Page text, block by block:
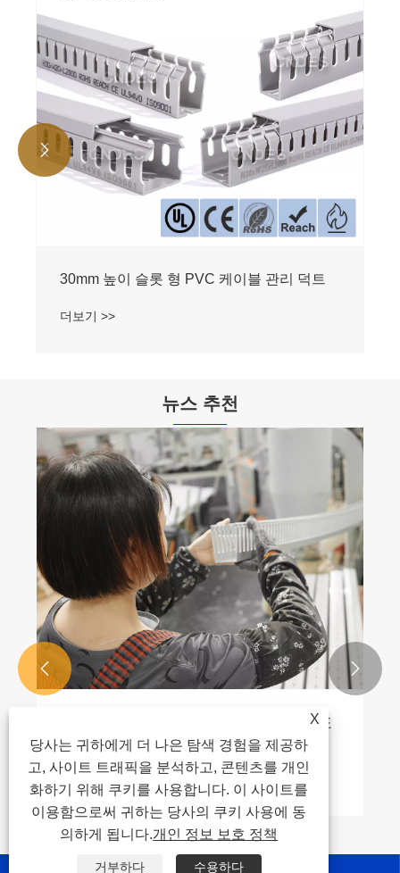
30mm 높이 슬롯 형 PVC 케이블 관리 덕트
더보기 >>


뉴스 추천
PVC 플라스틱 트렁킹의 CE 인증과 국가 표
준의 차이점은 무엇입니까?
더보기 >>
 
X
당사는 귀하에게 더 나은 탐색 경험을 제공하
고, 사이트 트래픽을 분석하고, 콘텐츠를 개인
화하기 위해 쿠키를 사용합니다. 이 사이트를
이용함으로써 귀하는 당사의 쿠키 사용에 동
의하게 됩니다.개인 정보 보호 정책
거부하다 수용하다